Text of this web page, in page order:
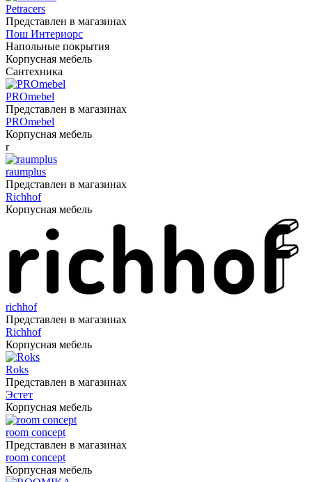
Petracers
Представлен в магазинах
Пош Интериорс
Напольные покрытия
Корпусная мебель
Сантехника
PROmebel
Представлен в магазинах
PROmebel
Корпусная мебель
r
raumplus
Представлен в магазинах
Richhof
Корпусная мебель
richhof
Представлен в магазинах
Richhof
Корпусная мебель
Roks
Представлен в магазинах
Эстет
Корпусная мебель
room concept
Представлен в магазинах
room concept
Корпусная мебель